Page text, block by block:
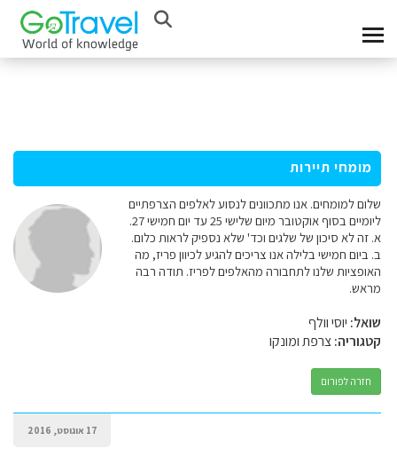
מומחי תיירות
שלום למומחים. אנו מתכוונים לנסוע לאלפים הצרפתיים
ליומיים בסוף אוקטובר מיום שלישי 25 עד יום חמישי 27.
א. זה לא סיכון של שלגים וכד' שלא נספיק לראות כלום.
ב. ביום חמישי בלילה אנו צריכים להגיע לכיוון פריז, מה
האופציות שלנו לתחבורה מהאלפים לפריז. תודה רבה
מראש.
שואל: יוסי וולף
קטגוריה:צרפת ומונקו
חזרה לפורום
17 אוגוסט, 2016